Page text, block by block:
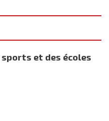
et des écoles